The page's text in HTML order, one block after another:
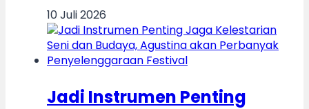
10 Juli 2026
Jadi Instrumen Penting